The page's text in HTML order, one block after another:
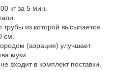
кг за 5 мин.
трубы из которой высыпается
см.
(аэрация) улучшает
муки.
входит в комплект поставки.